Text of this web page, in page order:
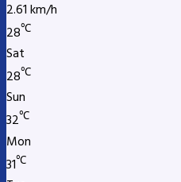
2.61 km/h
28℃
Sat
28℃
Sun
32℃
Mon
31℃